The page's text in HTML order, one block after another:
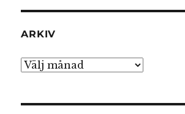
ARKIV
Arkiv